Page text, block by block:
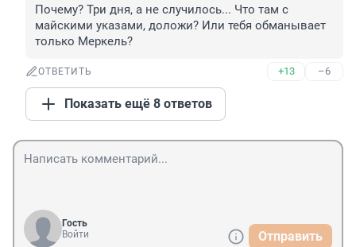
Почему? Три дня, а не случилось... Что там с
майскими указами, доложи? Или тебя обманывает
только Меркель?
ОТВЕТИТЬ +13 –6
Показать ещё 8 ответов
Гость
Войти
Отправить